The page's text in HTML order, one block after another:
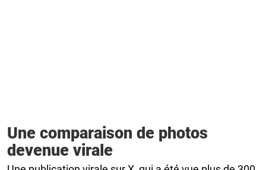
Une comparaison de photos
devenue virale